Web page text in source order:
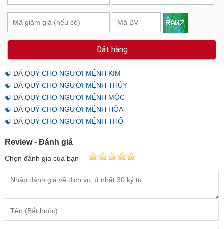
Đặt hàng
☯ ĐÁ QUÝ CHO NGƯỜI MỆNH KIM
☯ ĐÁ QUÝ CHO NGƯỜI MỆNH THỦY
☯ ĐÁ QUÝ CHO NGƯỜI MỆNH MỘC
☯ ĐÁ QUÝ CHO NGƯỜI MỆNH HỎA
☯ ĐÁ QUÝ CHO NGƯỜI MỆNH THỔ
Review - Đánh giá
Chọn đánh giá của bạn